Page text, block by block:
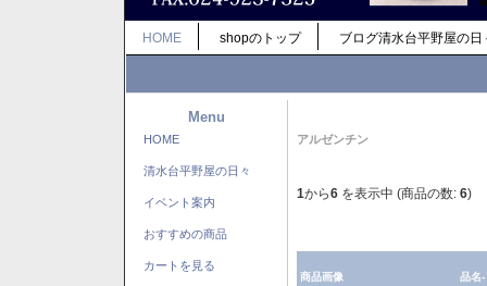
HOME shopのトップ ブログ清水台平野屋の日
Menu
HOME
清水台平野屋の日々
イベント案内
おすすめの商品
カートを見る
アルゼンチン
1から6 を表示中 (商品の数: 6)
商品画像 品名-